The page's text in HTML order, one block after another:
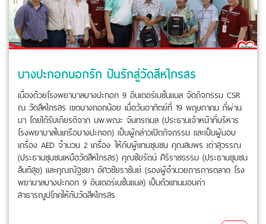
บางปะกอกบอกรัก ปันรักสู่วัดสีหไกรสร
เนื่องด้วยโรงพยาบาลบางปะกอก 9 อินเตอร์เนชั่นแนล จัดกิจกรรม CSR
ณ วัดสีหไกรสร เขตบางกอกน้อย เมื่อวันอาทิตย์ที่ 19 พฤษภาคม ที่ผ่าน
มา โดยได้รับเกียรติจาก นพ.พณะ จันทรกมล (ประธานเจ้าหน้าที่บริหาร
โรงพยาบาลในเครือบางปะกอก) เป็นผู้กล่าวเปิดกิจกรรม และเป็นผู้มอบ
เครื่อง AED จำนวน 2 เครื่อง ให้กับผู้แทนชุมชน คุณสมพร เต่าสุวรรณ
(ประธานชุมชนเหนือวัดสีหไกรสร) คุณชัยรัตน์ ศิริราชธรรม (ประธานชุมชน
สันติสุข) และคุณณัฐชยา อัศวชัยราชันย์ (รองผู้อำนวยการการตลาด โรง
พยาบาลบางปะกอก 9 อินเตอร์เนชั่นแนล) เป็นตัวแทนมอบค่า
สาธารณูปโภคให้กับวัดสีหไกรสร